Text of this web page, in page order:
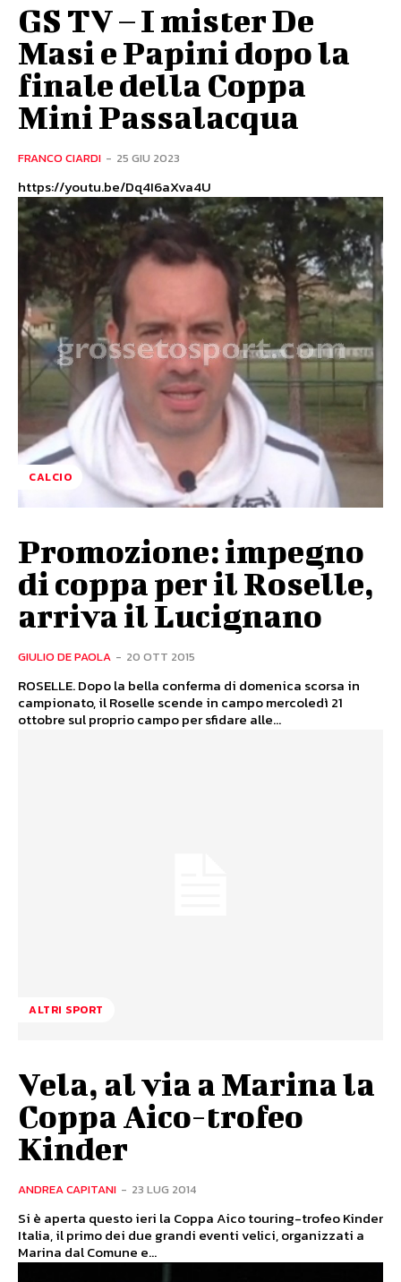
GS TV – I mister De
Masi e Papini dopo la
finale della Coppa
Mini Passalacqua
FRANCO CIARDI - 25 GIU 2023
https://youtu.be/Dq4I6aXva4U
CALCIO
Promozione: impegno
di coppa per il Roselle,
arriva il Lucignano
GIULIO DE PAOLA - 20 OTT 2015
ROSELLE. Dopo la bella conferma di domenica scorsa in
campionato, il Roselle scende in campo mercoledì 21
ottobre sul proprio campo per sfidare alle...
ALTRI SPORT
Vela, al via a Marina la
Coppa Aico-trofeo
Kinder
ANDREA CAPITANI - 23 LUG 2014
Si è aperta questo ieri la Coppa Aico touring-trofeo Kinder
Italia, il primo dei due grandi eventi velici, organizzati a
Marina dal Comune e...